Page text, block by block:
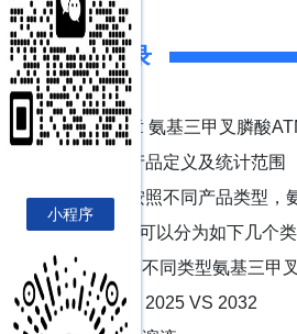
报告目录
第1章 氨基三甲叉膦酸
1.1 产品定义及统计范围
1.2 按照不同产品类型，
ATMP主要可以分为如下几个类
1.2.1 不同类型氨基三甲
势2021 VS 2025 VS 2032
小程序